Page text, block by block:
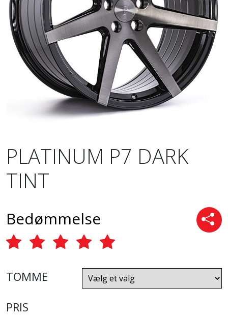
PLATINUM P7 DARK
TINT
Bedømmelse
TOMME
PRIS